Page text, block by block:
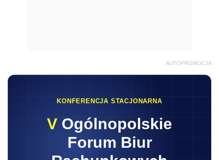
AUTOPROMOCJA
KONFERENCJA STACJONARNA
V Ogólnopolskie
Forum Biur